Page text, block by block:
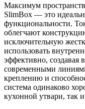
Максимум
SlimBox — это
функциональности.
облегчают
исключительную
использовать
эффективно, создавая
современными
креплению и
система одинаково
кухонной утвари, так